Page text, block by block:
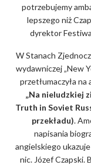
potrzebujemy
lepszego niż
dyrektor
W Stanach
wydawniczej „New
przetłumaczyła
„Na nieludzkiej
Truth in Soviet
przekładu).
napisania
angielskiego
nic. Józef Czapski.